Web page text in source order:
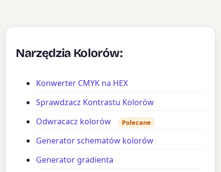
Narzędzia Kolorów:
Konwerter CMYK na HEX
Sprawdzacz Kontrastu Kolorów
Odwracacz kolorów
Polecane
Generator schematów kolorów
Generator gradienta